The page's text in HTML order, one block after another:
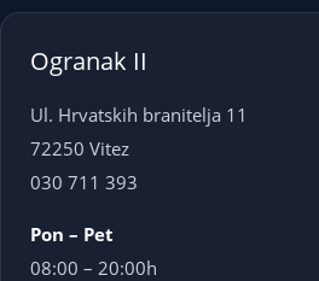
Ogranak II
Ul. Hrvatskih branitelja 11
72250 Vitez
030 711 393
Pon – Pet
08:00 – 20:00h